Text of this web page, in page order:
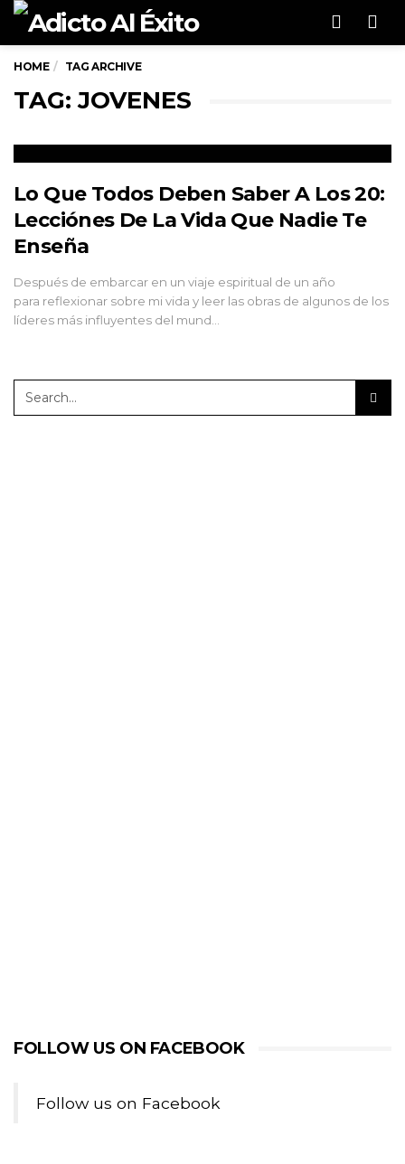
HOME TAG ARCHIVE
TAG: JOVENES
Lo Que Todos Deben Saber A Los 20:
Lecciónes De La Vida Que Nadie Te
Enseña
Después de embarcar en un viaje espiritual de un año
para reflexionar sobre mi vida y leer las obras de algunos de los
líderes más influyentes del mund…
FOLLOW US ON FACEBOOK
Follow us on Facebook